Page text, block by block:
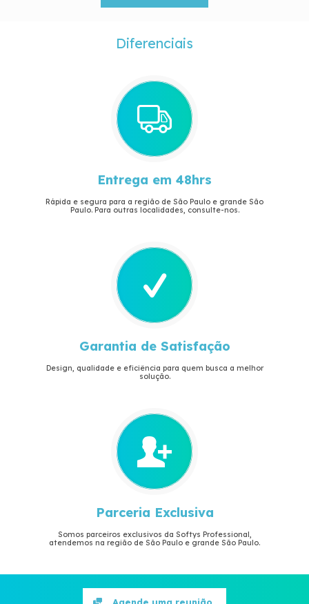
Diferenciais
Entrega em 48hrs
Rápida e segura para a região de São Paulo e grande São
Paulo. Para outras localidades, consulte-nos.
Garantia de Satisfação
Design, qualidade e eficiência para quem busca a melhor
solução.
Parceria Exclusiva
Somos parceiros exclusivos da Softys Professional,
atendemos na região de São Paulo e grande São Paulo.